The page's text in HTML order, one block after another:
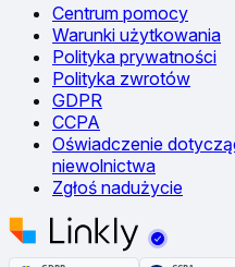
Centrum pomocy
Warunki użytkowania
Polityka prywatności
Polityka zwrotów
GDPR
CCPA
Oświadczenie
niewolnictwa
Zgłoś nadużycie